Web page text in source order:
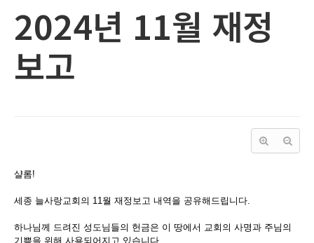
2024년 11월 재정
보고
샬롬!
세종 늘사랑교회의 11월 재정보고 내역을 공유해드립니다.
하나님께 드려진 성도님들의 헌금은 이 땅에서 교회의 사명과 주님의
기쁨을 위해 사용되어지고 있습니다.